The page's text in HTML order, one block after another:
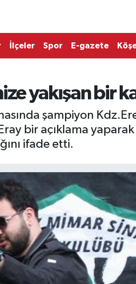
İlçeler Spor E-gazete
yakışan bir
şampiyon
bir açıklama
ifade etti.